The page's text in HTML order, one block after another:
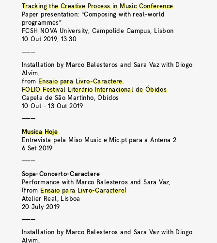
Tracking the Creative Process in Music Conference
Paper presentation: “Composing with real-world
programmes”
FCSH NOVA University, Campolide Campus, Lisbon
10 Out 2019, 13:30
———
Installation by Marco Balesteros and Sara Vaz with Diogo
Alvim,
from Ensaio para Livro-Caractere.
FOLIO Festival Literário Internacional de Óbidos
Capela de São Martinho, Óbidos
10 Out – 13 Out 2019
———
Musica Hoje
Entrevista pela Miso Music e Mic.pt para a Antena 2
6 Set 2019
———
Sopa-Concerto-Caractere
Performance with Marco Balesteros and Sara Vaz,
(from Ensaio para Livro-Caractere)
Atelier Real, Lisboa
20 July 2019
———
Installation by Marco Balesteros and Sara Vaz with Diogo
Alvim,